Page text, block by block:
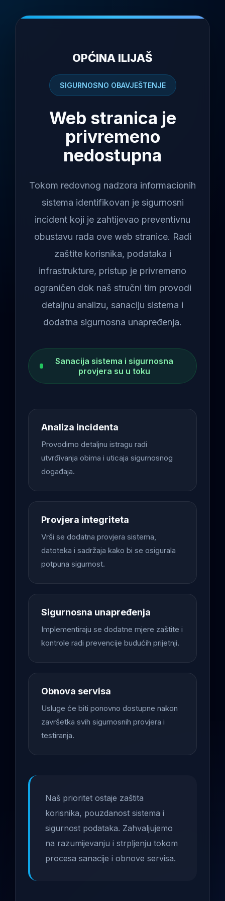
OPĆINA ILIJAŠ
SIGURNOSNO OBAVJEŠTENJE
Web stranica je
privremeno
nedostupna
Tokom redovnog nadzora informacionih
sistema identifikovan je sigurnosni
incident koji je zahtijevao preventivnu
obustavu rada ove web stranice. Radi
zaštite korisnika, podataka i
infrastrukture, pristup je privremeno
ograničen dok naš stručni tim provodi
detaljnu analizu, sanaciju sistema i
dodatna sigurnosna unapređenja.
Sanacija sistema i sigurnosna
provjera su u toku
Analiza incidenta
Provodimo detaljnu istragu radi
utvrđivanja obima i uticaja sigurnosnog
događaja.
Provjera integriteta
Vrši se dodatna provjera sistema,
datoteka i sadržaja kako bi se osigurala
potpuna sigurnost.
Sigurnosna unapređenja
Implementiraju se dodatne mjere zaštite i
kontrole radi prevencije budućih prijetnji.
Obnova servisa
Usluge će biti ponovno dostupne nakon
završetka svih sigurnosnih provjera i
testiranja.
Naš prioritet ostaje zaštita
korisnika, pouzdanost sistema i
sigurnost podataka. Zahvaljujemo
na razumijevanju i strpljenju tokom
procesa sanacije i obnove servisa.